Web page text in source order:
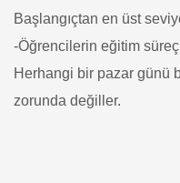
Başlangıçtan en üst
-Öğrencilerin eğitim
Herhangi bir pazar günü
zorunda değiller.